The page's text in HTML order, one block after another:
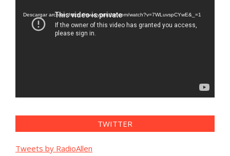
vídeo
Descargar archivo: https://www.youtube.com/watch?v=7WLuvspCYwE&_=1
TWITTER
Tweets by RadioAllen